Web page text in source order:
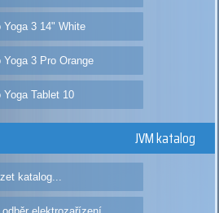
Yoga 3 14" White
Yoga 3 Pro Orange
Yoga Tablet 10
JVM katalog
katalog...